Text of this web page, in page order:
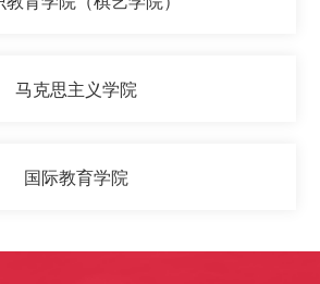
马克思主义学院
国际教育学院